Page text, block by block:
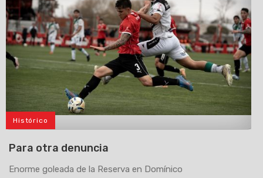
Histórico
Para otra denuncia
Enorme goleada de la Reserva en Domínico